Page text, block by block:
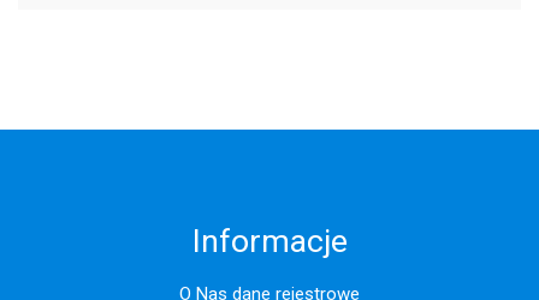
Informacje
O Nas dane rejestrowe